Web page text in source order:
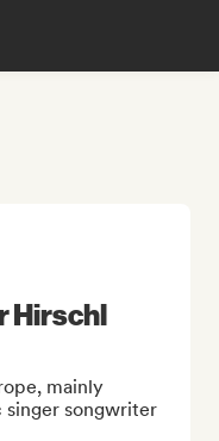
Hirschl
mainly
singer songwriter